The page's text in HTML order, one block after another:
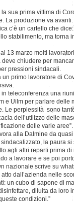
la sua prima vittima di
La produzione va avanti.
c’è un cartello che
stabilimento, ma torna
13 marzo molti
deve chiudere per
pressioni sindacali.
un primo lavoratore di
in teleconferenza una
e Uilm per parlare delle
Le perplessità sono
dell’utilizzo delle
delle varie aree”.
alla Dalmine da
la paura
agli altri reparti prima
a lavorare e se poi
nazionale scrive su
dall’azienda nelle
un cubo di sapone di
diluita da loro
condizioni.”